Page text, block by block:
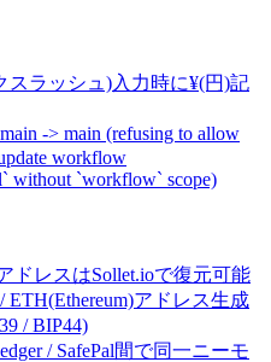
スラッシュ)入力時に¥(円)記
-> main (refusing to allow
workflow
without `workflow` scope)
ドレスはSollet.ioで復元可能
ETH(Ethereum)アドレス生成
/ BIP44)
/ SafePal間で同一ニーモ